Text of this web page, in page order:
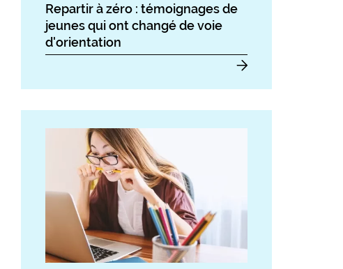
Repartir à zéro : témoignages de
jeunes qui ont changé de voie
d'orientation